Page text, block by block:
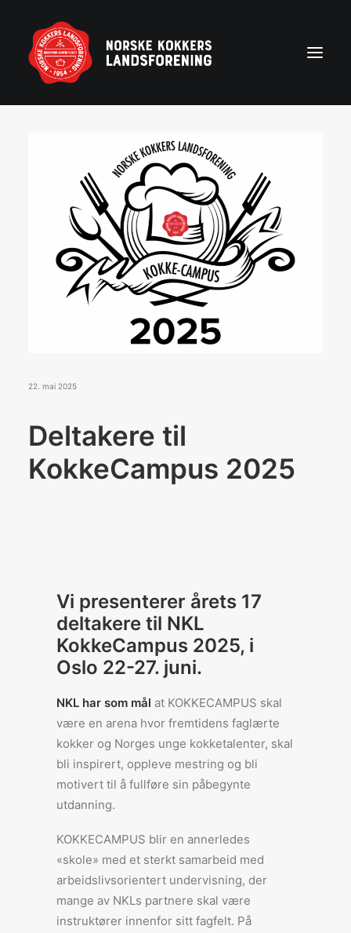
Kontakt NKL-foreninger
Bli medlem
Partnerprogram
BLI MEDLEM
22. mai 2025
Deltakere til
KokkeCampus 2025
Vi presenterer årets 17
deltakere til NKL
KokkeCampus 2025, i
Oslo 22-27. juni.
NKL har som mål at KOKKECAMPUS skal
være en arena hvor fremtidens faglærte
kokker og Norges unge kokketalenter, skal
bli inspirert, oppleve mestring og bli
motivert til å fullføre sin påbegynte
utdanning.
KOKKECAMPUS blir en annerledes
«skole» med et sterkt samarbeid med
arbeidslivsorientert undervisning, der
mange av NKLs partnere skal være
instruktører innenfor sitt fagfelt. På